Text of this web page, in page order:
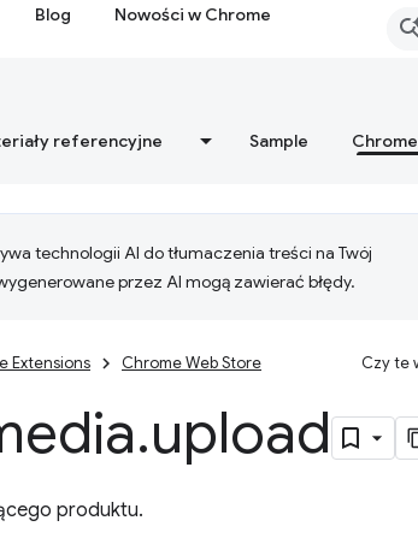
Blog Nowości w Chrome
referencyjne Sample
technologii AI do tłumaczenia treści na Twój
przez AI mogą zawierać błędy.
Extensions Chrome Web Store Czy te
.upload
produktu.